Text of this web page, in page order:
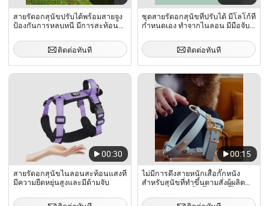
สายรัดอกสุนัขปรับได้พร้อมสายจูง
ป้องกันการหลบหนี มีการสะท้อน
ติดต่อทันที
ชุดสายรัดอกสุนัขที่ปรับได้ มีโลโก้ที่
กำหนดเอง ทำจากไนลอน มีมือจับ
ติดต่อทันที
00:30
สายรัดอกสุนัขไนลอนสะท้อนแสงที่
มีความยืดหยุ่นสูงและมีด้ามจับ
00:15
ไม่มีการดึงสายหนักเสื้อกั๊กหนัง
สำหรับสุนัขที่ทำขึ้นตามสั่งผู้ผลิต
สำหรับสุนัข